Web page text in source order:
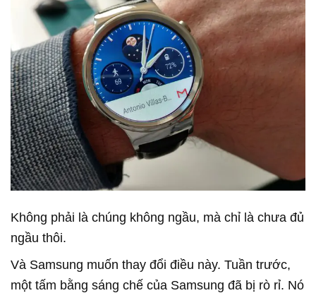
Không phải là chúng không ngầu, mà chỉ là chưa đủ
ngầu thôi.
Và Samsung muốn thay đổi điều này. Tuần trước,
một tấm bằng sáng chế của Samsung đã bị rò rỉ. Nó